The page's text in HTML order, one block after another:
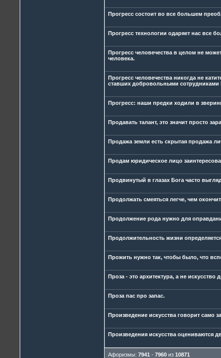
Прогресс состоит во все большем
Прогресс технологии одаряет нас все
Прогресс человечества в целом не
человека.
Прогресс человечества никогда не
ставших добровольными сотрудниками
Прогресс: наши предки ходили в
Продавать талант, это значит просто
Продажа земли есть скрытая продажа
Продам юридическое лицо
Продвинутый в глазах Бога часто
Продолжать смеяться легче, чем
Продолжение рода нужно для
Продолжительность жизни
Прожить нужно так, чтобы было, что
Проза - это архитектура, а не искусство
Проза пас про запас.
Произведение искусства говорит само
Произведения искусства оцениваются
Афоризмы: 7941 - 7960 из 10871